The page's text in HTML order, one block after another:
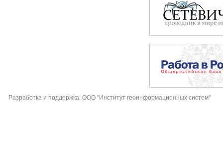
Разработка и поддержка: ООО "Институт геоинформационных систем"